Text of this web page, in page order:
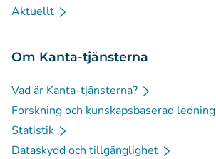
Aktuellt
Om Kanta-tjänsterna
Vad är Kanta-tjänsterna?
Forskning och kunskapsbaserad ledning
Statistik
Dataskydd och tillgänglighet